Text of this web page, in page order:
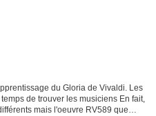
du Gloria de Vivaldi. Les
de trouver les musiciens En fait,
mais l'oeuvre RV589 que